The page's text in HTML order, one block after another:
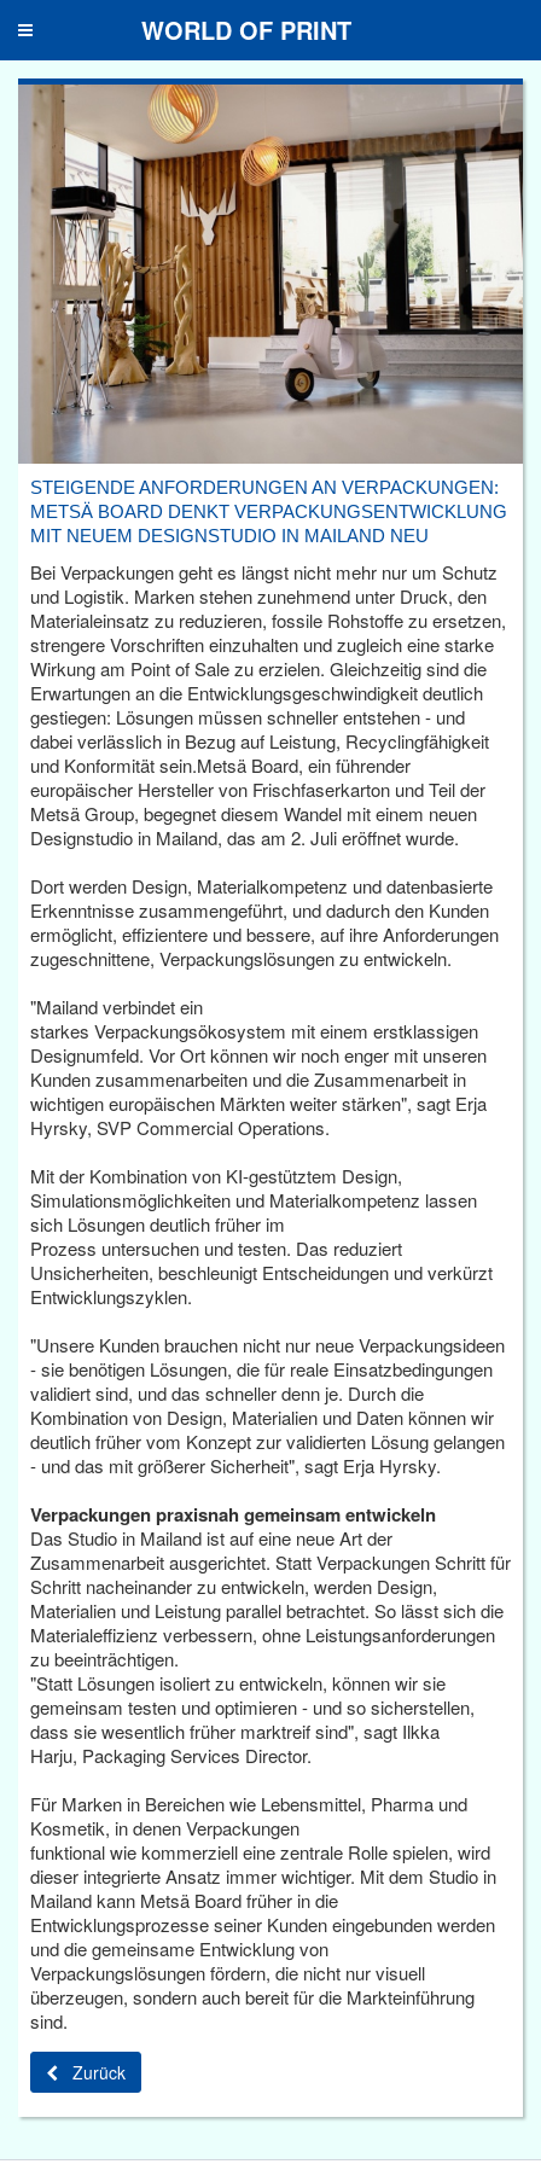
Toggle
WORLD OF PRINT
STEIGENDE ANFORDERUNGEN AN VERPACKUNGEN:
METSÄ BOARD DENKT VERPACKUNGSENTWICKLUNG
MIT NEUEM DESIGNSTUDIO IN MAILAND NEU
Bei Verpackungen geht es längst nicht mehr nur um Schutz
und Logistik. Marken stehen zunehmend unter Druck, den
Materialeinsatz zu reduzieren, fossile Rohstoffe zu ersetzen,
strengere Vorschriften einzuhalten und zugleich eine starke
Wirkung am Point of Sale zu erzielen. Gleichzeitig sind die
Erwartungen an die Entwicklungsgeschwindigkeit deutlich
gestiegen: Lösungen müssen schneller entstehen - und
dabei verlässlich in Bezug auf Leistung, Recyclingfähigkeit
und Konformität sein.Metsä Board, ein führender
europäischer Hersteller von Frischfaserkarton und Teil der
Metsä Group, begegnet diesem Wandel mit einem neuen
Designstudio in Mailand, das am 2. Juli eröffnet wurde.
Dort werden Design, Materialkompetenz und datenbasierte
Erkenntnisse zusammengeführt, und dadurch den Kunden
ermöglicht, effizientere und bessere, auf ihre Anforderungen
zugeschnittene, Verpackungslösungen zu entwickeln.
"Mailand verbindet ein
starkes Verpackungsökosystem mit einem erstklassigen
Designumfeld. Vor Ort können wir noch enger mit unseren
Kunden zusammenarbeiten und die Zusammenarbeit in
wichtigen europäischen Märkten weiter stärken", sagt Erja
Hyrsky, SVP Commercial Operations.
Mit der Kombination von KI-gestütztem Design,
Simulationsmöglichkeiten und Materialkompetenz lassen
sich Lösungen deutlich früher im
Prozess untersuchen und testen. Das reduziert
Unsicherheiten, beschleunigt Entscheidungen und verkürzt
Entwicklungszyklen.
"Unsere Kunden brauchen nicht nur neue Verpackungsideen
- sie benötigen Lösungen, die für reale Einsatzbedingungen
validiert sind, und das schneller denn je. Durch die
Kombination von Design, Materialien und Daten können wir
deutlich früher vom Konzept zur validierten Lösung gelangen
- und das mit größerer Sicherheit", sagt Erja Hyrsky.
Verpackungen praxisnah gemeinsam entwickeln
Das Studio in Mailand ist auf eine neue Art der
Zusammenarbeit ausgerichtet. Statt Verpackungen Schritt für
Schritt nacheinander zu entwickeln, werden Design,
Materialien und Leistung parallel betrachtet. So lässt sich die
Materialeffizienz verbessern, ohne Leistungsanforderungen
zu beeinträchtigen.
"Statt Lösungen isoliert zu entwickeln, können wir sie
gemeinsam testen und optimieren - und so sicherstellen,
dass sie wesentlich früher marktreif sind", sagt Ilkka
Harju, Packaging Services Director.
Für Marken in Bereichen wie Lebensmittel, Pharma und
Kosmetik, in denen Verpackungen
funktional wie kommerziell eine zentrale Rolle spielen, wird
dieser integrierte Ansatz immer wichtiger. Mit dem Studio in
Mailand kann Metsä Board früher in die
Entwicklungsprozesse seiner Kunden eingebunden werden
und die gemeinsame Entwicklung von
Verpackungslösungen fördern, die nicht nur visuell
überzeugen, sondern auch bereit für die Markteinführung
sind.
Zurück